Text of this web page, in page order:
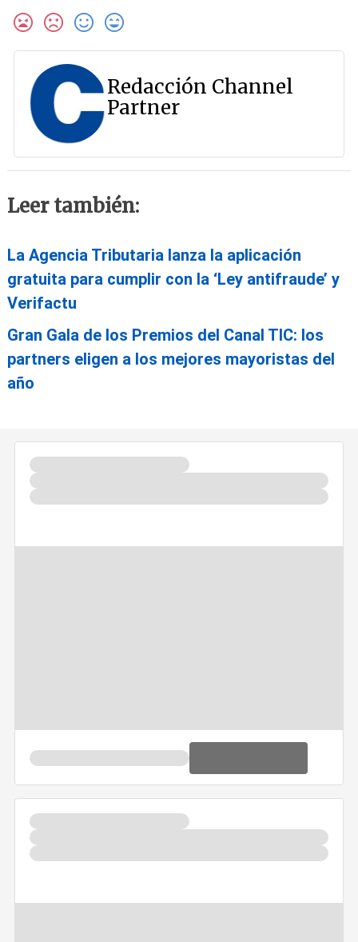
Redacción Channel
Partner
Leer también:
La Agencia Tributaria lanza la aplicación
gratuita para cumplir con la ‘Ley antifraude’ y
Verifactu
Gran Gala de los Premios del Canal TIC: los
partners eligen a los mejores mayoristas del
año